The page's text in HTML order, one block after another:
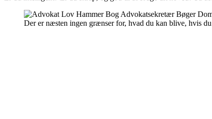
Der er næsten ingen grænser for, hvad du kan blive, hvis